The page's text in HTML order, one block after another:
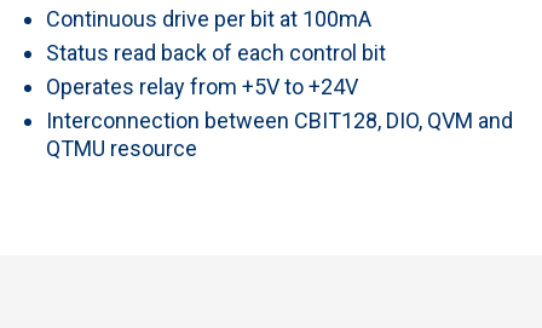
Continuous drive per bit at 100mA
Status read back of each control bit
Operates relay from +5V to +24V
Interconnection between CBIT128, DIO, QVM and
QTMU resource